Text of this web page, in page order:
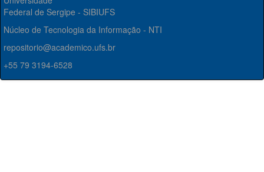
Federal de Sergipe - SIBIUFS
Núcleo de Tecnologia da Informação - NTI
repositorio@academico.ufs.br
+55 79 3194-6528